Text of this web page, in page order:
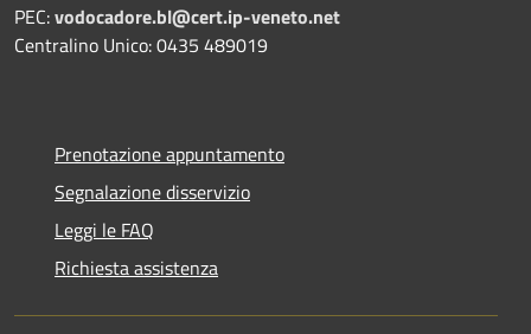
PEC:vodocadore.bl@cert.ip-veneto.net
Centralino Unico: 0435 489019
Prenotazione appuntamento
Segnalazione disservizio
Leggi le FAQ
Richiesta assistenza